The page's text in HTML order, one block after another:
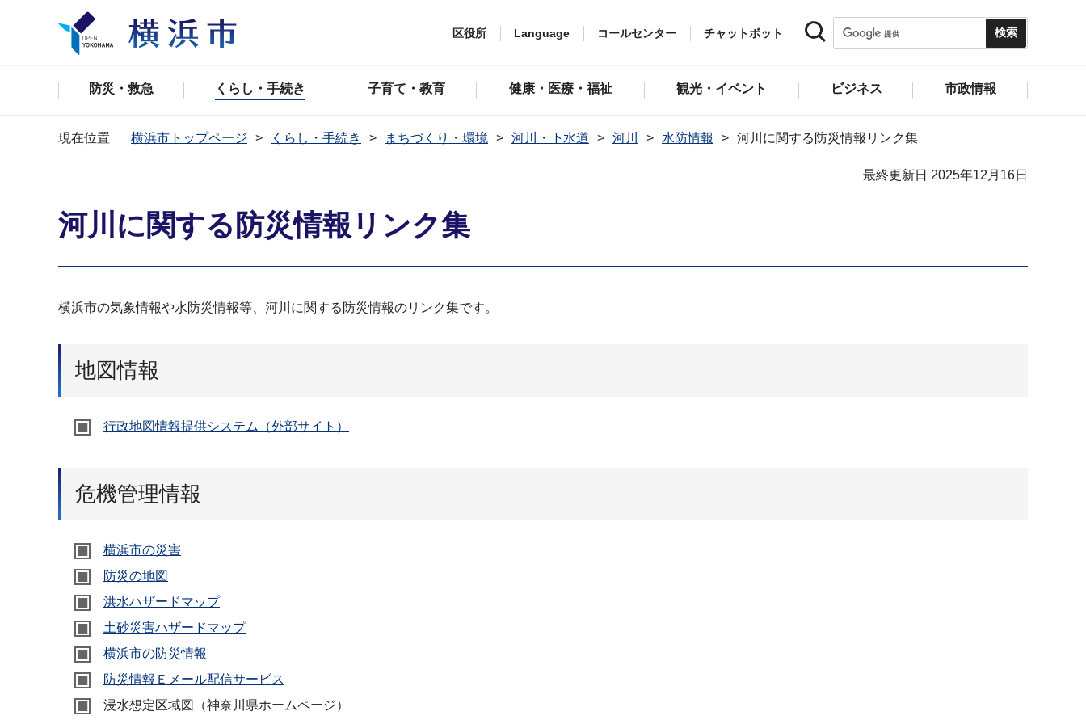
区役所 Language コールセンター チャットボット
防災・救急 くらし・手続き 子育て・教育 健康・医療・福祉 観光・イベント ビジネス 市政情報
現在位置 横浜市トップページ くらし・手続き まちづくり・環境 河川・下水道 河川 水防情報 河川に関する防災情報リンク集
最終更新日 2025年12月16日
河川に関する防災情報リンク集
横浜市の気象情報や水防災情報等、河川に関する防災情報のリンク集です。
地図情報
行政地図情報提供システム（外部サイト）
危機管理情報
横浜市の災害
防災の地図
洪水ハザードマップ
土砂災害ハザードマップ
横浜市の防災情報
防災情報Ｅメール配信サービス
浸水想定区域図（神奈川県ホームページ）